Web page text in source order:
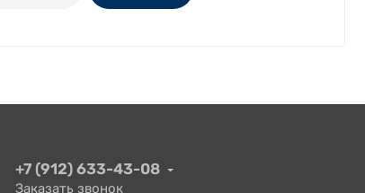
+7 (912) 633-43-08
Заказать звонок